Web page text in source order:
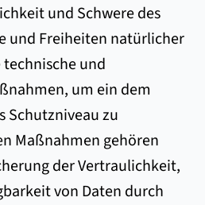
und Schwere des
und Freiheiten natürlicher
und
um ein dem
Schutzniveau zu
Maßnahmen gehören
der Vertraulichkeit,
von Daten durch